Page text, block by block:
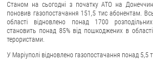
Станом на сьогодні з початку АТО на
поновив газопостачання 151,5 тис абонентам.
області відновлено понад 1700
становить понад 85% від пошкоджених в області
терористами.
У Маріуполі відновлено газопостачання понад 5,5